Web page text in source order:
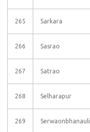
265 Sarkara
266 Sasrao
267 Satrao
268 Selharapur
269 Serwaonbhanauli